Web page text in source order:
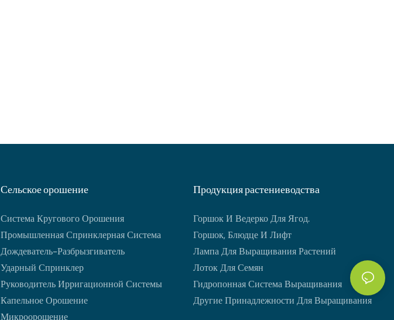
Сельское орошение
Система Кругового Орошения
Промышленная Спринклерная Система
Дождеватель-Разбрызгиватель
Ударный Спринклер
Руководитель Ирригационной Системы
Капельное Орошение
Микроорошение
Продукция растениеводства
Горшок И Ведерко Для Ягод.
Горшок, Блюдце И Лифт
Лампа Для Выращивания Растений
Лоток Для Семян
Гидропонная Система Выращивания
Другие Принадлежности Для Выращивания